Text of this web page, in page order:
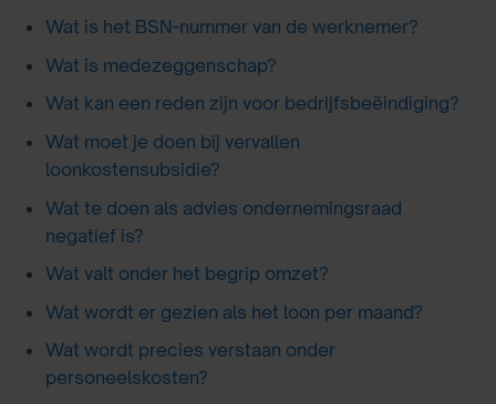
Wat is het BSN-nummer van de werknemer?
Wat is medezeggenschap?
Wat kan een reden zijn voor bedrijfsbeëindiging?
Wat moet je doen bij vervallen
loonkostensubsidie?
Wat te doen als advies ondernemingsraad
negatief is?
Wat valt onder het begrip omzet?
Wat wordt er gezien als het loon per maand?
Wat wordt precies verstaan onder
personeelskosten?